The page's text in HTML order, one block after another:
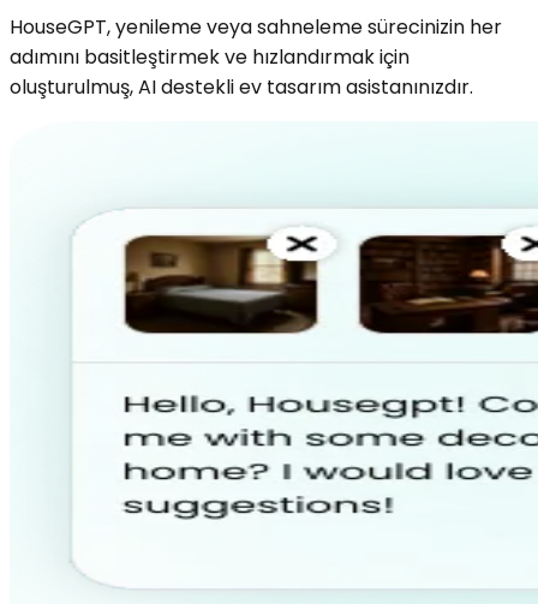
HouseGPT, yenileme veya sahneleme sürecinizin her
adımını basitleştirmek ve hızlandırmak için
oluşturulmuş, AI destekli ev tasarım asistanınızdır.